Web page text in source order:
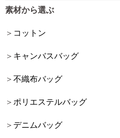
素材から選ぶ
コットン
キャンバスバッグ
不織布バッグ
ポリエステルバッグ
デニムバッグ